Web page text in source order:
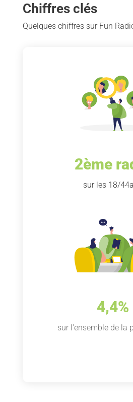
Chiffres clés
Quelques chiffres sur Fun
2ème
sur les 18/
4,4%
sur l'ensemble de la